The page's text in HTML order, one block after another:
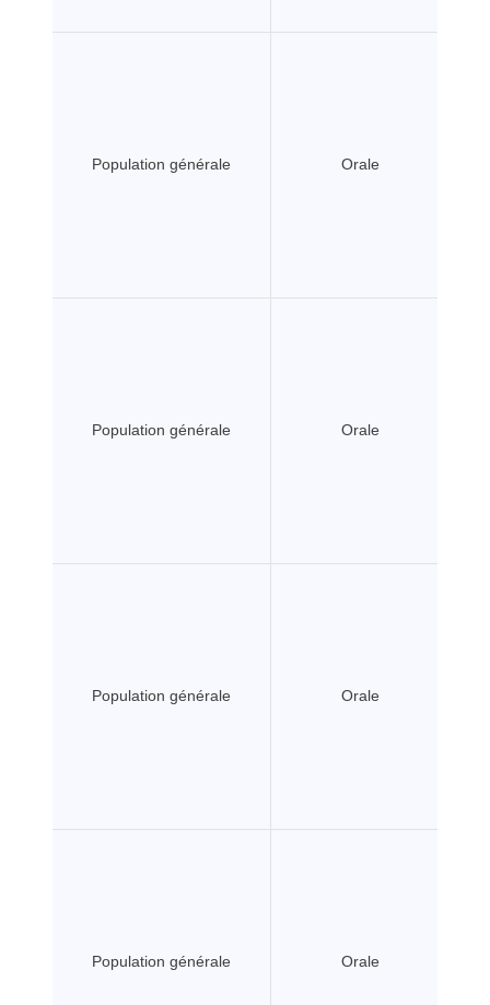
Population générale Orale
Population générale Orale
Population générale Orale
Population générale Orale